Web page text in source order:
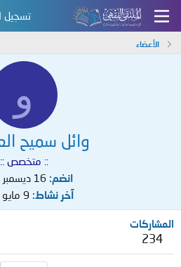
تسجيل
الأعضاء
و
وائل سميح
:: متخصص ::
انضم 16 ديسمبر 2007
آخر نشاط 9 مايو 2018
المشاركات
234